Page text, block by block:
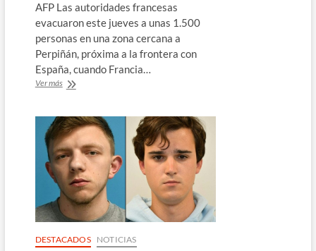
AFP Las autoridades francesas
evacuaron este jueves a unas 1.500
personas en una zona cercana a
Perpiñán, próxima a la frontera con
España, cuando Francia…
Ver másEvacuan
personas
por
un
incendio
en
el
sur
de
Francia
DESTACADOS
NOTICIAS